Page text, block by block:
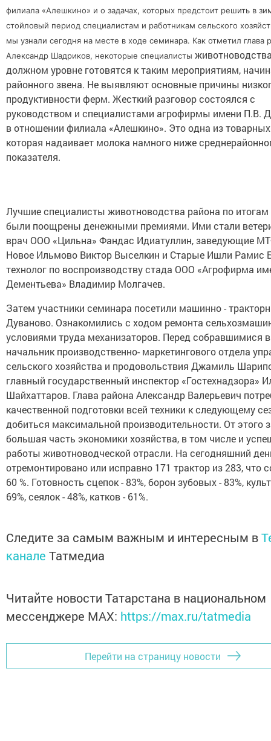
филиала «Алешкино» и о задачах, которых предстоит решить в
стойловый период специалистам и работникам сельского
мы узнали сегодня на месте в ходе семинара. Как отметил глава
Александр Шадриков, некоторые специалисты
должном уровне готовятся к таким мероприятиям,
районного звена. Не выявляют основные причины
продуктивности ферм. Жесткий разговор состоялся с
руководством и специалистами агрофирмы имени П.В.
в отношении филиала «Алешкино». Это одна из
которая надаивает молока намного ниже
показателя.
Лучшие специалисты животноводства района по итогам
были поощрены денежными премиями. Ими стали
врач ООО «Цильна» Фандас Идиатуллин, заведующие
Новое Ильмово Виктор Выселкин и Старые Ишли Рамис
технолог по воспроизводству стада ООО «Агрофирма
Дементьева» Владимир Молгачев.
Затем участники семинара посетили машинно -
Дуваново. Ознакомились с ходом ремонта
условиями труда механизаторов. Перед собравшимися
начальник производственно- маркетингового отдела
сельского хозяйства и продовольствия Джамиль
главный государственный инспектор «Гостехнадзора»
Шайхаттаров. Глава района Александр Валерьевич
качественной подготовки всей техники к следующему
добиться максимальной производительности. От этого
большая часть экономики хозяйства, в том числе и
работы животноводческой отрасли. На сегодняшний
отремонтировано или исправно 171 трактор из 283, что
60 %. Готовность сцепок - 83%, борон зубовых - 83%,
69%, сеялок - 48%, катков - 61%.
Следите за самым важным и интересным в
канале Татмедиа
Читайте новости Татарстана в национальном
мессенджере MАХ: https://max.ru/tatmedia
Перейти на страницу новости